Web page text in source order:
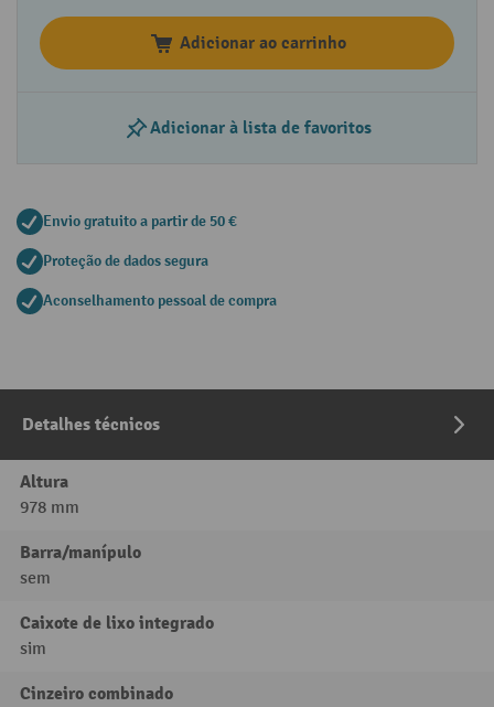
Adicionar ao carrinho
Adicionar à lista de favoritos
Envio gratuito a partir de 50 €
Proteção de dados segura
Aconselhamento pessoal de compra
Detalhes técnicos
Altura
978 mm
Barra/manípulo
sem
Caixote de lixo integrado
sim
Cinzeiro combinado